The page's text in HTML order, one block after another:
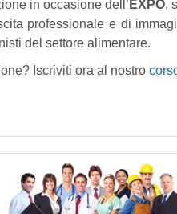
in occasione dell’ EXPO,
professionale e di
del settore alimentare.
Iscriviti ora al nostro